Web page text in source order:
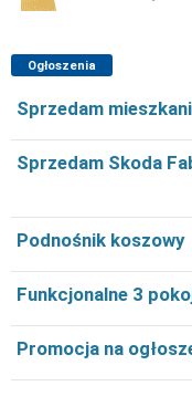
Ogłoszenia
Sprzedam
Sprzedam Skoda
Podnośnik koszowy
Funkcjonalne 3
Promocja na